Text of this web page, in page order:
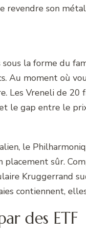
revendre son
la forme du
Au moment où
Les Vreneli de 20
le gap entre le
le
sûr.
Kruggerrand
contiennent,
des ETF